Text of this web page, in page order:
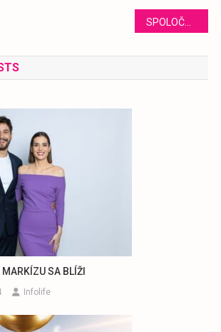
SPOLOČNOSŤ NIKON PREDSTAVUJE NOVÝ FULL FRAME FOTOAPARÁT Z5II
SA BLÍŽI
Infolife